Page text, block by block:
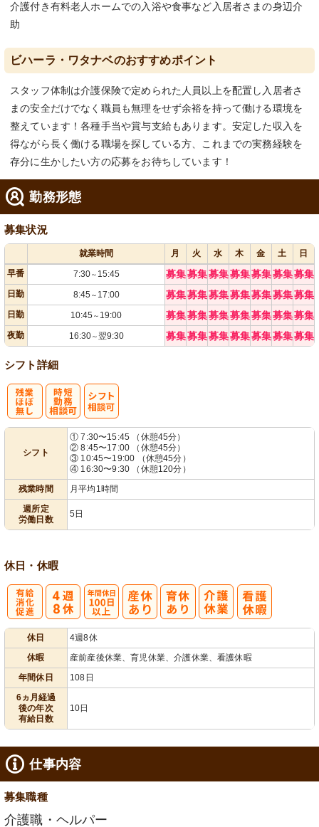
介護付き有料老人ホームでの入浴や食事など入居者さまの身辺介
助
ビハーラ・ワタナベのおすすめポイント
スタッフ体制は介護保険で定められた人員以上を配置し入居者さ
まの安全だけでなく職員も無理をせず余裕を持って働ける環境を
整えています！各種手当や賞与支給もあります。安定した収入を
得ながら長く働ける職場を探している方、これまでの実務経験を
存分に生かしたい方の応募をお待ちしています！
勤務形態
募集状況
就業時間 月 火 水 木 金 土
日
早番
7:30～ 15:45 募集募集募集募集募集募集募集
日勤 8:45 ～ 17:00 募集募集募集募集募集募集募集
日勤 10:45 ～ 19:00 募集募集募集募集募集募集募集
夜勤 16:30～翌9:30 募集募集募集募集募集募集募集
シフト詳細
シフト
① 7:30〜15:45 （休憩45分）
② 8:45〜17:00 （休憩45分）
③ 10:45〜19:00 （休憩45分）
④ 16:30〜9:30 （休憩120分）
残業時間
月平均1時間
週所定
労働日数
5日
休日・休暇
休日
4週8休
休暇
産前産後休業、育児休業、介護休業、看護休暇
年間休日
108日
6ヵ月経過
後の年次
有給日数
10日
仕事内容
募集職種
介護職・ヘルパー